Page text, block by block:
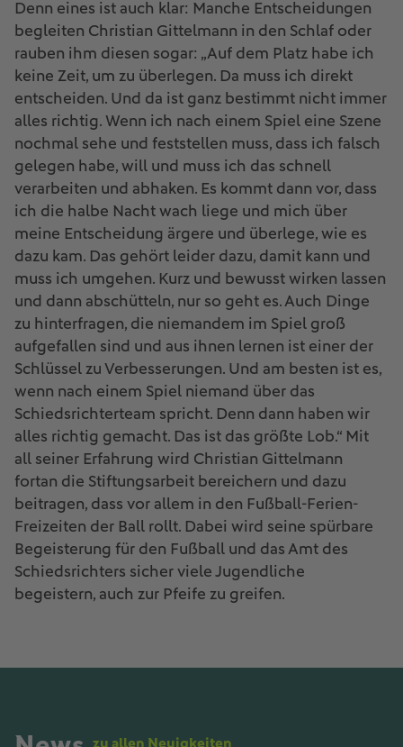
Denn eines ist auch klar: Manche Entscheidungen
begleiten Christian Gittelmann in den Schlaf oder
rauben ihm diesen sogar: „Auf dem Platz habe ich
keine Zeit, um zu überlegen. Da muss ich direkt
entscheiden. Und da ist ganz bestimmt nicht immer
alles richtig. Wenn ich nach einem Spiel eine Szene
nochmal sehe und feststellen muss, dass ich falsch
gelegen habe, will und muss ich das schnell
verarbeiten und abhaken. Es kommt dann vor, dass
ich die halbe Nacht wach liege und mich über
meine Entscheidung ärgere und überlege, wie es
dazu kam. Das gehört leider dazu, damit kann und
muss ich umgehen. Kurz und bewusst wirken lassen
und dann abschütteln, nur so geht es. Auch Dinge
zu hinterfragen, die niemandem im Spiel groß
aufgefallen sind und aus ihnen lernen ist einer der
Schlüssel zu Verbesserungen. Und am besten ist es,
wenn nach einem Spiel niemand über das
Schiedsrichterteam spricht. Denn dann haben wir
alles richtig gemacht. Das ist das größte Lob.“ Mit
all seiner Erfahrung wird Christian Gittelmann
fortan die Stiftungsarbeit bereichern und dazu
beitragen, dass vor allem in den Fußball-Ferien-
Freizeiten der Ball rollt. Dabei wird seine spürbare
Begeisterung für den Fußball und das Amt des
Schiedsrichters sicher viele Jugendliche
begeistern, auch zur Pfeife zu greifen.
zu allen Neuigkeiten